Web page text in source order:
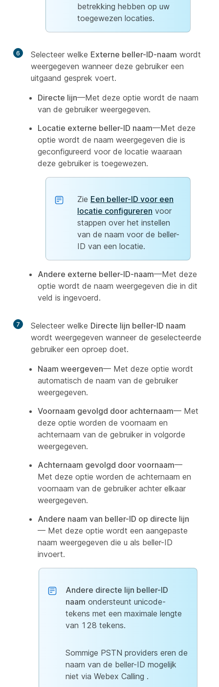
betrekking hebben op uw
toegewezen locaties.
6 Selecteer welke Externe beller-ID-naam wordt
weergegeven wanneer deze gebruiker een
uitgaand gesprek voert.
Directe lijn—Met deze optie wordt de naam
van de gebruiker weergegeven.
Locatie externe beller-ID naam—Met deze
optie wordt de naam weergegeven die is
geconfigureerd voor de locatie waaraan
deze gebruiker is toegewezen.
Zie Een beller-ID voor een
locatie configureren voor
stappen over het instellen
van de naam voor de beller-
ID van een locatie.
Andere externe beller-ID-naam—Met deze
optie wordt de naam weergegeven die in dit
veld is ingevoerd.
7 Selecteer welke Directe lijn beller-ID naam
wordt weergegeven wanneer de geselecteerde
gebruiker een oproep doet.
Naam weergeven— Met deze optie wordt
automatisch de naam van de gebruiker
weergegeven.
Voornaam gevolgd door achternaam— Met
deze optie worden de voornaam en
achternaam van de gebruiker in volgorde
weergegeven.
Achternaam gevolgd door voornaam—
Met deze optie worden de achternaam en
voornaam van de gebruiker achter elkaar
weergegeven.
Andere naam van beller-ID op directe lijn
— Met deze optie wordt een aangepaste
naam weergegeven die u als beller-ID
invoert.
Andere directe lijn beller-ID
naam ondersteunt unicode-
tekens met een maximale lengte
van 128 tekens.
Sommige PSTN providers eren de
naam van de beller-ID mogelijk
niet via Webex Calling .